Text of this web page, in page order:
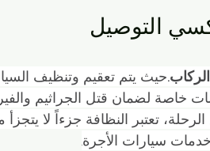
التوصيل
حيث يتم تعقيم وتنظيف
خاصة لضمان قتل الجراثيم
تعتبر النظافة جزءاً لا
سيارات الأجرة.